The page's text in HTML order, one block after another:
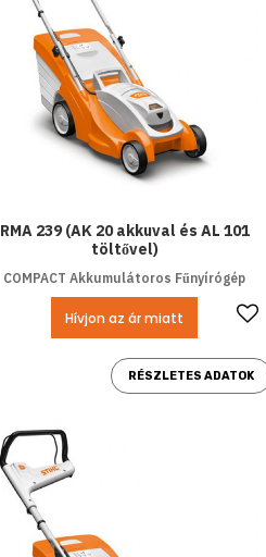
RMA 239 (AK 20 akkuval és AL 101
töltővel)
COMPACT Akkumulátoros Fűnyírógép
Hívjon az ár miatt
RÉSZLETES ADATOK